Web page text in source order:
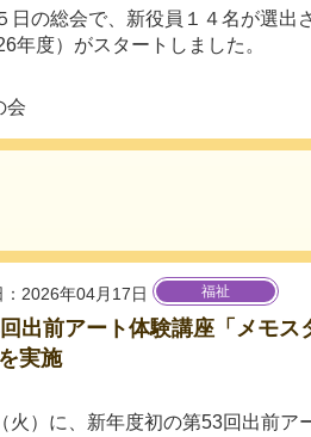
日の総会で、新役員１４名が選出
年度）がスタートしました。
会
：2026年04月17日 福祉
出前アート体験講座「メモス
実施
火）に、新年度初の第53回出前ア